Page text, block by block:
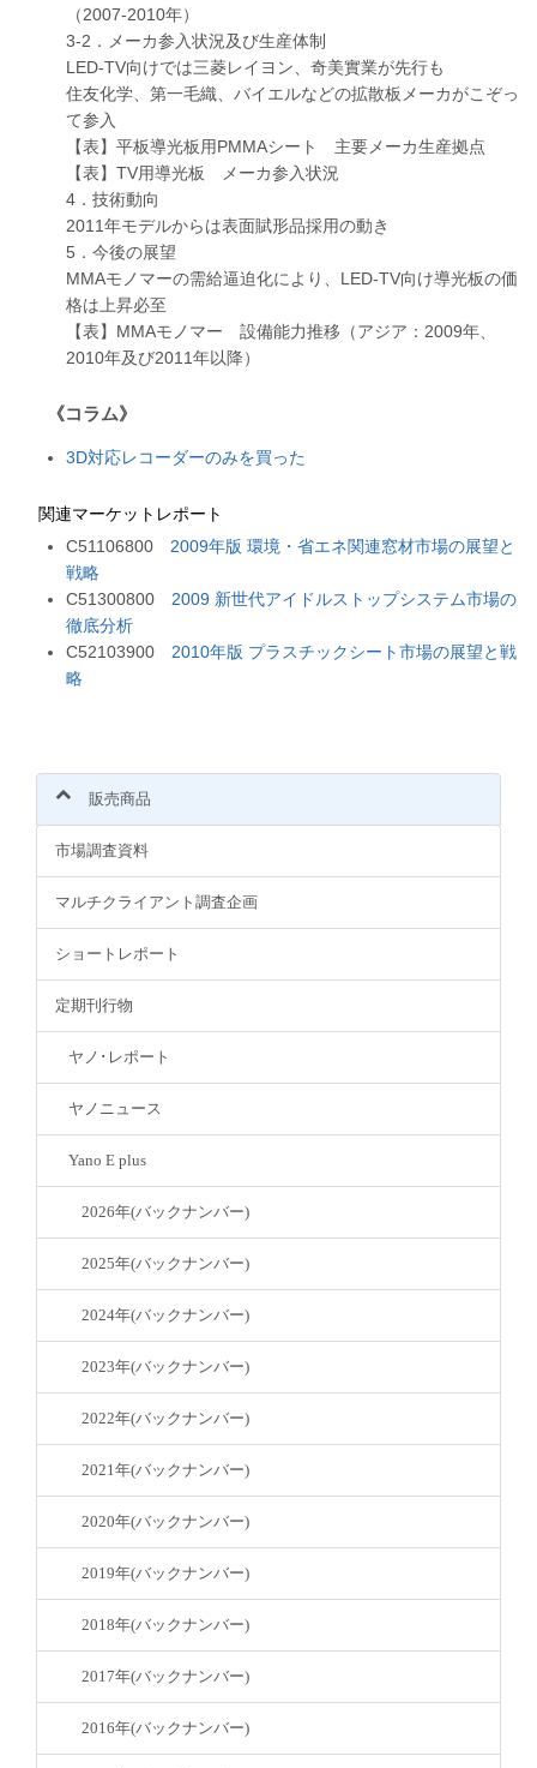
（2007-2010年）
3-2．メーカ参入状況及び生産体制
LED-TV向けでは三菱レイヨン、奇美實業が先行も
住友化学、第一毛織、バイエルなどの拡散板メーカがこぞっ
て参入
【表】平板導光板用PMMAシート 主要メーカ生産拠点
【表】TV用導光板 メーカ参入状況
4．技術動向
2011年モデルからは表面賦形品採用の動き
5．今後の展望
MMAモノマーの需給逼迫化により、LED-TV向け導光板の価
格は上昇必至
【表】MMAモノマー 設備能力推移（アジア：2009年、
2010年及び2011年以降）
《コラム》
3D対応レコーダーのみを買った
関連マーケットレポート
C51106800 2009年版 環境・省エネ関連窓材市場の展望と
戦略
C51300800 2009 新世代アイドルストップシステム市場の
徹底分析
C52103900 2010年版 プラスチックシート市場の展望と戦
略
販売商品
市場調査資料
マルチクライアント調査企画
ショートレポート
定期刊行物
ヤノ･レポート
ヤノニュース
Yano E plus
2026年(バックナンバー)
2025年(バックナンバー)
2024年(バックナンバー)
2023年(バックナンバー)
2022年(バックナンバー)
2021年(バックナンバー)
2020年(バックナンバー)
2019年(バックナンバー)
2018年(バックナンバー)
2017年(バックナンバー)
2016年(バックナンバー)